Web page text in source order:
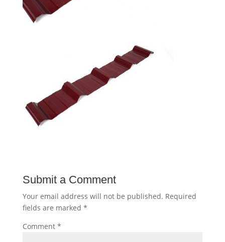
Submit a Comment
Your email address will not be published. Required
fields are marked *
Comment *